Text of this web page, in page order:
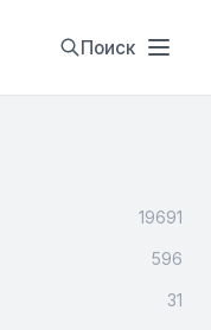
Поиск
19691
596
31